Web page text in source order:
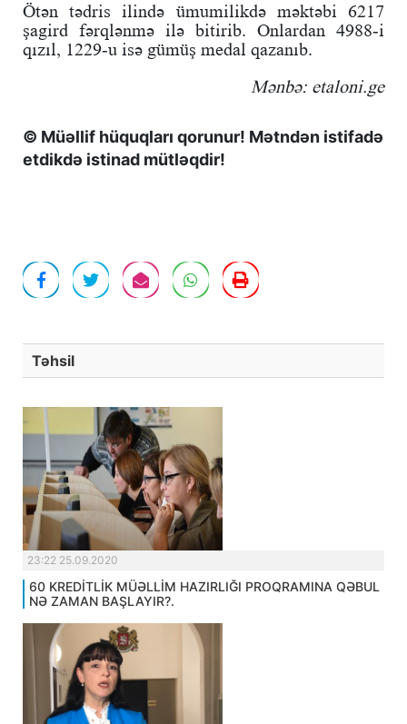
Ötən tədris ilində ümumilikdə məktəbi 6217
şagird fərqlənmə ilə bitirib. Onlardan 4988-i
qızıl, 1229-u isə gümüş medal qazanıb.
Mənbə: etaloni.ge
© Müəllif hüquqları qorunur! Mətndən istifadə
etdikdə istinad mütləqdir!
Təhsil
23:22 25.09.2020
60 KREDİTLİK MÜƏLLİM HAZIRLIĞI PROQRAMINA QƏBUL
NƏ ZAMAN BAŞLAYIR?.